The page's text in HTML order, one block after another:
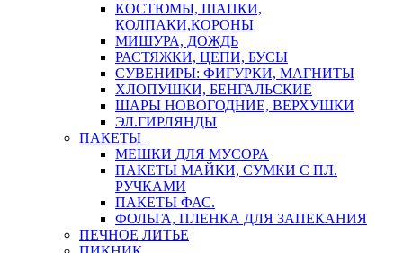
КОСТЮМЫ, ШАПКИ,
КОЛПАКИ,КОРОНЫ
МИШУРА, ДОЖДЬ
РАСТЯЖКИ, ЦЕПИ, БУСЫ
СУВЕНИРЫ: ФИГУРКИ, МАГНИТЫ
ХЛОПУШКИ, БЕНГАЛЬСКИЕ
ШАРЫ НОВОГОДНИЕ, ВЕРХУШКИ
ЭЛ.ГИРЛЯНДЫ
ПАКЕТЫ
МЕШКИ ДЛЯ МУСОРА
ПАКЕТЫ МАЙКИ, СУМКИ С ПЛ.
РУЧКАМИ
ПАКЕТЫ ФАС.
ФОЛЬГА, ПЛЕНКА ДЛЯ ЗАПЕКАНИЯ
ПЕЧНОЕ ЛИТЬЕ